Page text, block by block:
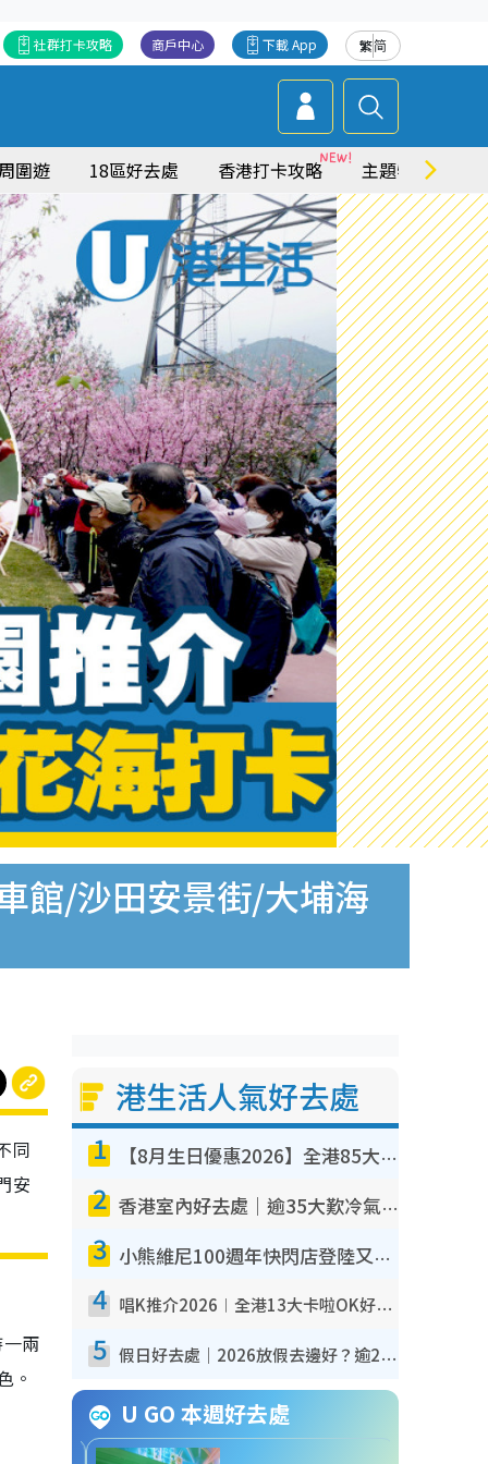
繁简
下載 App
商戶中心
社群打卡攻略
圍遊 18區好去處 香港打卡攻略 主題特集
館/沙田安景街/大埔海
同
安
兩
。
港生活人氣好去處
1 【8月生日優惠2026】全港85大食買玩著數攻略 自助餐/火鍋放題同行免費＋誠品/DONKI送現金券
2 香港室內好去處｜逾35大歎冷氣室內好去處推介 室內活動免費避雨無懼落雨
3 小熊維尼100週年快閃店登陸又一城 重現百畝森林經典場景／獨家限定盲盒登場／專屬DIY香水
4 唱K推介2026︱全港13大卡啦OK好去處！最平$36起 日文K都有！(附地址+收費詳情)
5 假日好去處｜2026放假去邊好？逾20放假好去處郊外/秘景 休閒半日或一日遊
U GO 本週好去處